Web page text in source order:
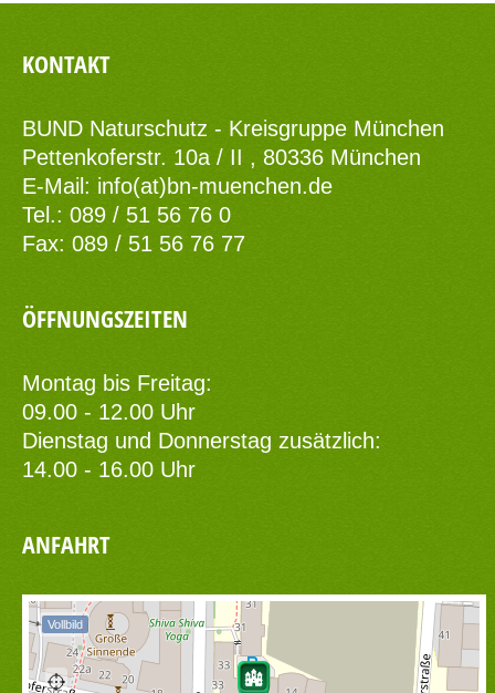
KONTAKT
BUND Naturschutz - Kreisgruppe München
Pettenkoferstr. 10a / II , 80336 München
E-Mail: info(at)bn-muenchen.de
Tel.: 089 / 51 56 76 0
Fax: 089 / 51 56 76 77
ÖFFNUNGSZEITEN
Montag bis Freitag:
09.00 - 12.00 Uhr
Dienstag und Donnerstag zusätzlich:
14.00 - 16.00 Uhr
ANFAHRT
Vollbild